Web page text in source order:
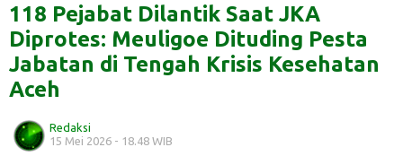
118 Pejabat Dilantik Saat JKA
Diprotes: Meuligoe Dituding Pesta
Jabatan di Tengah Krisis Kesehatan
Aceh
Redaksi
15 Mei 2026 - 18.48 WIB